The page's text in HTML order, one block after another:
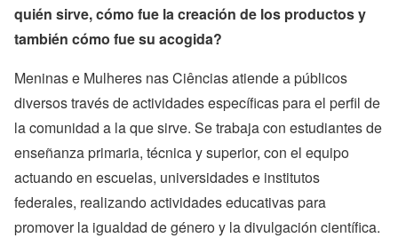
quién sirve, cómo fue la creación de los productos y
también cómo fue su acogida?
Meninas e Mulheres nas Ciências atiende a públicos
diversos través de actividades específicas para el perfil de
la comunidad a la que sirve. Se trabaja con estudiantes de
enseñanza primaria, técnica y superior, con el equipo
actuando en escuelas, universidades e institutos
federales, realizando actividades educativas para
promover la igualdad de género y la divulgación científica.